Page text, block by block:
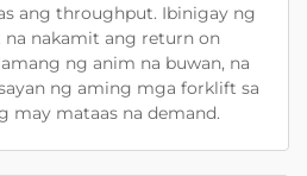
ang throughput. Ibinigay ng
na nakamit ang return on
ng anim na buwan, na
ng aming mga forklift sa
may mataas na demand.